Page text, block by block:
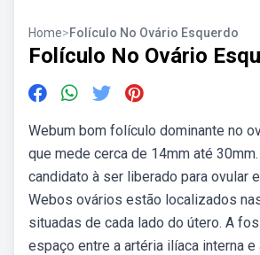
Home>Folículo No Ovário Esquerdo
Folículo No Ovário
Webum bom folículo dominante no
que mede cerca de 14mm até
candidato à ser liberado para ovular
Webos ovários estão localizados
situadas de cada lado do útero. A
espaço entre a artéria ilíaca interna